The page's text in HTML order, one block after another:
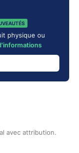
physique ou
avec attribution.